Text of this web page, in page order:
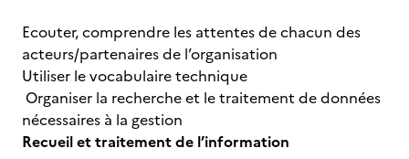
Ecouter, comprendre les attentes de chacun des
acteurs/partenaires de l’organisation
Utiliser le vocabulaire technique
Organiser la recherche et le traitement de données
nécessaires à la gestion
Recueil et traitement de l’information